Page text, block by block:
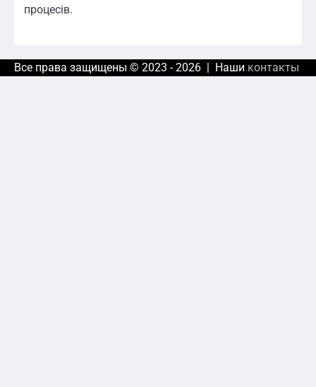
процесів.
Все права защищены © 2023 - 2026 | Наши контакты